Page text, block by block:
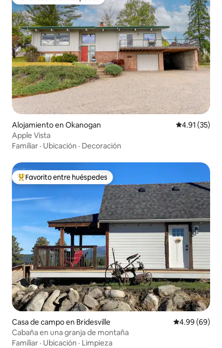
Alojamiento en Okanogan Calificación
4.91 (35)
Apple Vista
Familiar · Ubicación · Decoración
Favorito entre huéspedes preferido
Favorito entre huéspedes
Casa de campo en Bridesville Calificación
4.99 (69)
Cabaña en una granja de montaña
Familiar · Ubicación · Limpieza